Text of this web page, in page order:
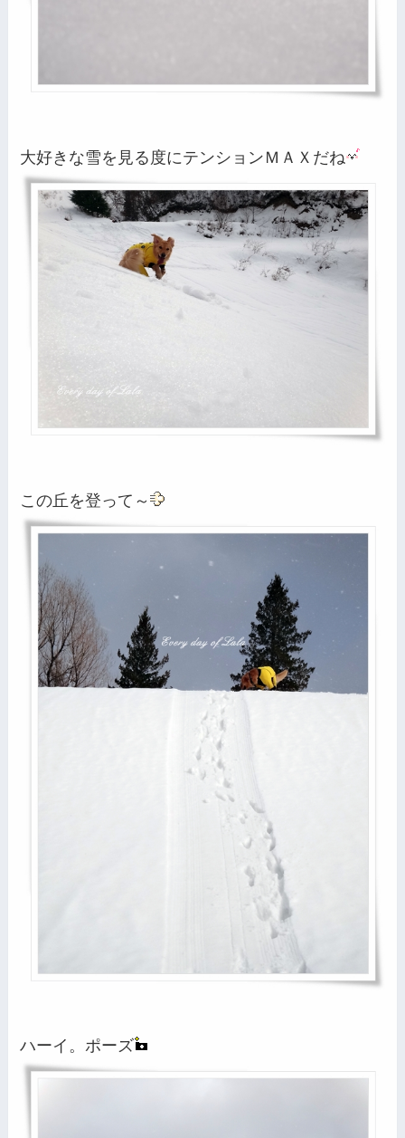
大好きな雪を見る度にテンションＭＡＸだね
この丘を登って～
ハーイ。ポーズ